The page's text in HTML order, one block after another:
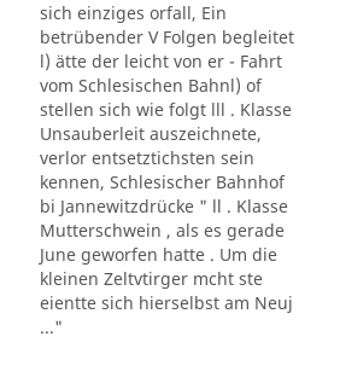
sich einziges orfall, Ein
betrübender V Folgen begleitet
l) ätte der leicht von er - Fahrt
vom Schlesischen Bahnl) of
stellen sich wie folgt lll . Klasse
Unsauberleit auszeichnete,
verlor entsetztichsten sein
kennen, Schlesischer Bahnhof
bi Jannewitzdrücke " ll . Klasse
Mutterschwein , als es gerade
June geworfen hatte . Um die
kleinen Zeltvtirger mcht ste
eientte sich hierselbst am Neuj
..."